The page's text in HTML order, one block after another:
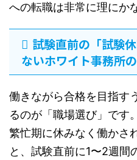
への転職は非常に理にか
試験直前の「試験
ないホワイト事務所
働きながら合格を目指す
るのが「職場選び」です
繁忙期に休みなく働かさ
と、試験直前に1〜2週間